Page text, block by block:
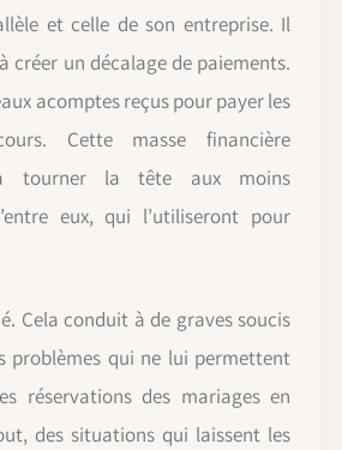
et celle de son entreprise. Il
créer un décalage de paiements.
acomptes reçus pour payer les
Cette masse financière
tourner la tête aux moins
eux, qui l’utiliseront pour
Cela conduit à de graves soucis
problèmes qui ne lui permettent
réservations des mariages en
des situations qui laissent les